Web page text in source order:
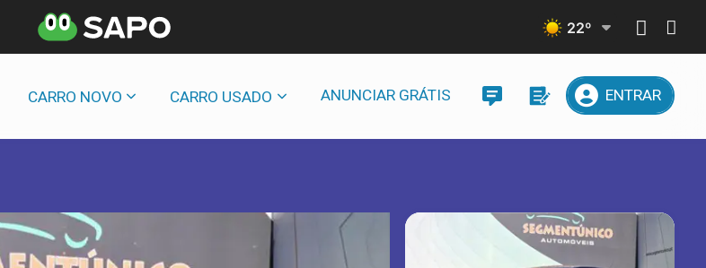
22º
CARRO NOVO CARRO USADO ANUNCIAR GRÁTIS ENTRAR